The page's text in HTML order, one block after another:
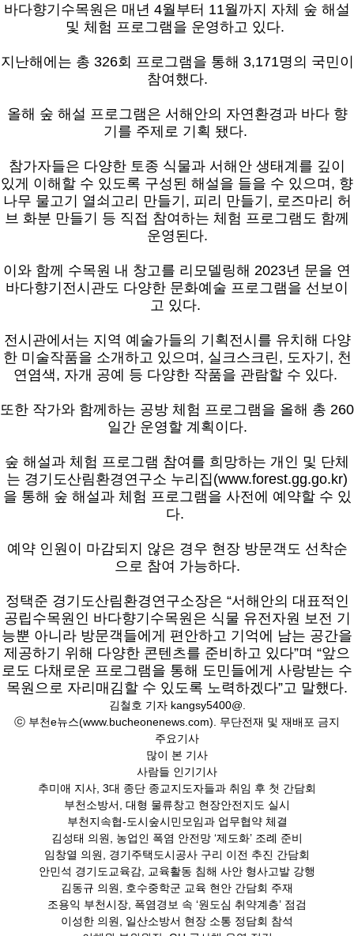
바다향기수목원은 매년 4월부터 11월까지 자체 숲 해설
및 체험 프로그램을 운영하고 있다.
지난해에는 총 326회 프로그램을 통해 3,171명의 국민이
참여했다.
올해 숲 해설 프로그램은 서해안의 자연환경과 바다 향
기를 주제로 기획 됐다.
참가자들은 다양한 토종 식물과 서해안 생태계를 깊이
있게 이해할 수 있도록 구성된 해설을 들을 수 있으며, 향
나무 물고기 열쇠고리 만들기, 피리 만들기, 로즈마리 허
브 화분 만들기 등 직접 참여하는 체험 프로그램도 함께
운영된다.
이와 함께 수목원 내 창고를 리모델링해 2023년 문을 연
바다향기전시관도 다양한 문화예술 프로그램을 선보이
고 있다.
전시관에서는 지역 예술가들의 기획전시를 유치해 다양
한 미술작품을 소개하고 있으며, 실크스크린, 도자기, 천
연염색, 자개 공예 등 다양한 작품을 관람할 수 있다.
또한 작가와 함께하는 공방 체험 프로그램을 올해 총 260
일간 운영할 계획이다.
숲 해설과 체험 프로그램 참여를 희망하는 개인 및 단체
는 경기도산림환경연구소 누리집(www.forest.gg.go.kr)
을 통해 숲 해설과 체험 프로그램을 사전에 예약할 수 있
다.
예약 인원이 마감되지 않은 경우 현장 방문객도 선착순
으로 참여 가능하다.
정택준 경기도산림환경연구소장은 “서해안의 대표적인
공립수목원인 바다향기수목원은 식물 유전자원 보전 기
능뿐 아니라 방문객들에게 편안하고 기억에 남는 공간을
제공하기 위해 다양한 콘텐츠를 준비하고 있다”며 “앞으
로도 다채로운 프로그램을 통해 도민들에게 사랑받는 수
목원으로 자리매김할 수 있도록 노력하겠다”고 말했다.
김철호 기자 kangsy5400@.
ⓒ 부천e뉴스(www.bucheonenews.com). 무단전재 및 재배포 금지
주요기사
많이 본 기사
사람들 인기기사
추미애 지사, 3대 종단 종교지도자들과 취임 후 첫 간담회
부천소방서, 대형 물류창고 현장안전지도 실시
부천지속협-도시숲시민모임과 업무협약 체결
김성태 의원, 농업인 폭염 안전망 ‘제도화’ 조례 준비
임창열 의원, 경기주택도시공사 구리 이전 추진 간담회
안민석 경기도교육감, 교육활동 침해 사안 형사고발 강행
김동규 의원, 호수중학군 교육 현안 간담회 주재
조용익 부천시장, 폭염경보 속 ‘원도심 취약계층’ 점검
이성한 의원, 일산소방서 현장 소통 정담회 참석